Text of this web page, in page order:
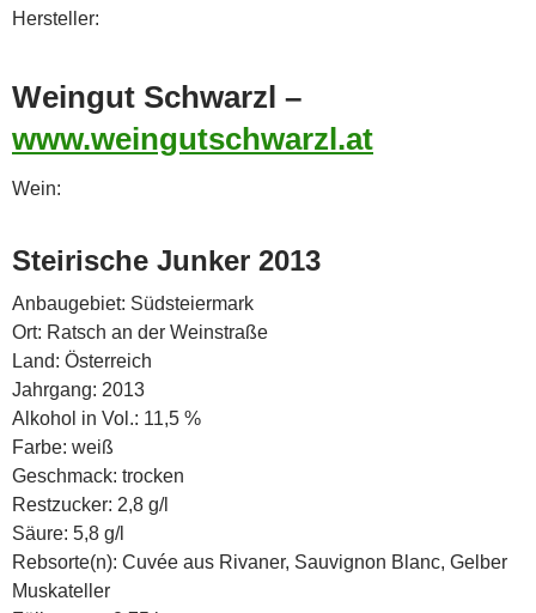
Hersteller:
Weingut Schwarzl –
www.weingutschwarzl.at
Wein:
Steirische Junker 2013
Anbaugebiet: Südsteiermark
Ort: Ratsch an der Weinstraße
Land: Österreich
Jahrgang: 2013
Alkohol in Vol.: 11,5 %
Farbe: weiß
Geschmack: trocken
Restzucker: 2,8 g/l
Säure: 5,8 g/l
Rebsorte(n): Cuvée aus Rivaner, Sauvignon Blanc, Gelber
Muskateller